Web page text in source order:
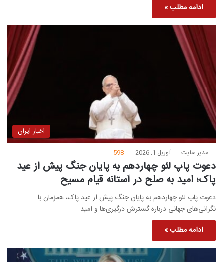
ادامه مطلب »
اخبار ایران
مدیر سایت آوریل 1, 2026 598
دعوت پاپ لئو چهاردهم به پایان جنگ پیش از عید
پاک؛ امید به صلح در آستانه قیام مسیح
دعوت پاپ لئو چهاردهم به پایان جنگ پیش از عید پاک، همزمان با
نگرانی‌های جهانی درباره گسترش درگیری‌ها و امید…
ادامه مطلب »